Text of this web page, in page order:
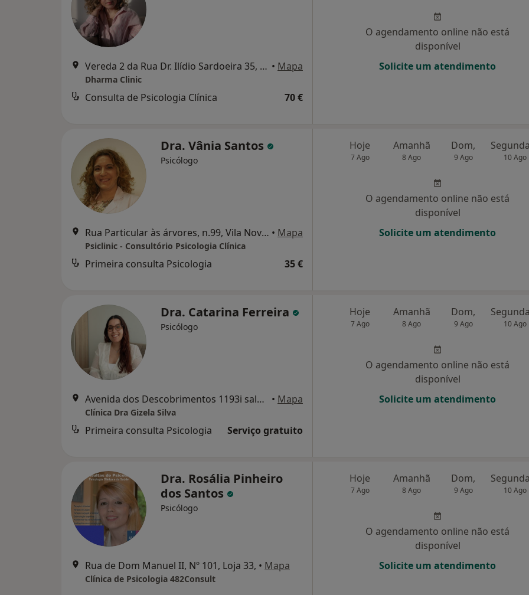
Vereda 2 da Rua Dr. Ilídio Sardoeira 35, Vila Nova de Gaia • Mapa
Dharma Clinic
Consulta de Psicologia Clínica 70 €
O agendamento online não está
disponível
Solicite um atendimento
Dra. Vânia Santos
Psicólogo
Rua Particular às árvores, n.99, Vila Nova de Gaia • Mapa
Psiclinic - Consultório Psicologia Clínica
Primeira consulta Psicologia 35 €
Hoje
7 Ago
Amanhã
8 Ago
Dom,
9 Ago 10 Ago
O agendamento online não está
disponível
Solicite um atendimento
Dra. Catarina Ferreira
Psicólogo
Avenida dos Descobrimentos 1193i sala E6, Vila Nova de Gaia • Mapa
Clínica Dra Gizela Silva
Primeira consulta Psicologia Serviço gratuito
Hoje
7 Ago
Amanhã
8 Ago
Dom,
9 Ago 10 Ago
O agendamento online não está
disponível
Solicite um atendimento
Dra. Rosália Pinheiro
dos Santos
Psicólogo
Rua de Dom Manuel II, Nº 101, Loja 33, • Mapa
Clínica de Psicologia 482Consult
Hoje
7 Ago
Amanhã
8 Ago
Dom,
9 Ago 10 Ago
O agendamento online não está
disponível
Solicite um atendimento